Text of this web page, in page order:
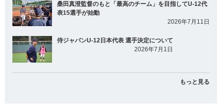
桑田真澄監督のもと「最高のチーム」を目指してU-12代
表15選手が始動
2026年7月11日
侍ジャパンU-12日本代表 選手決定について
2026年7月1日
もっと見る